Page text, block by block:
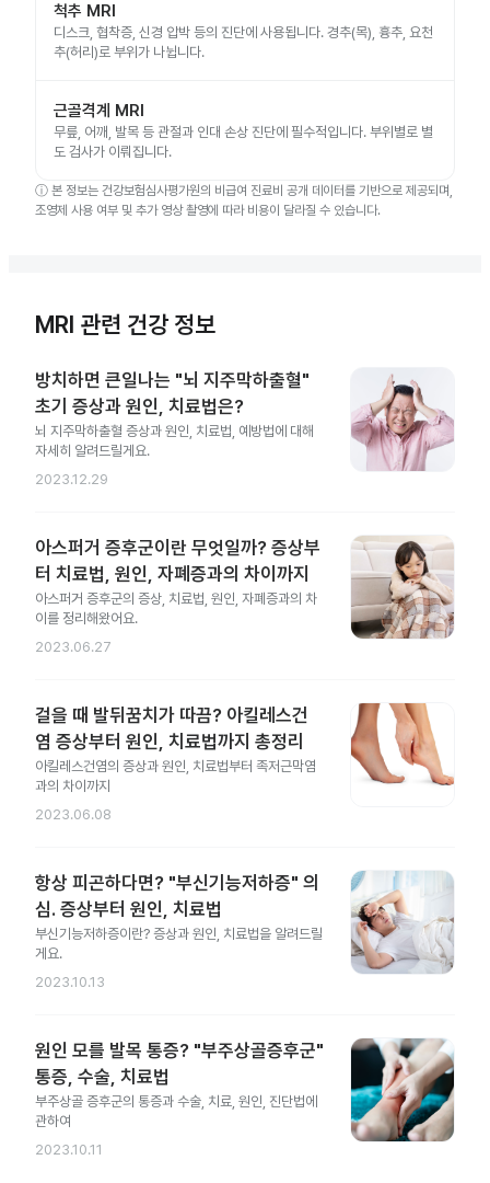
척추 MRI
디스크, 협착증, 신경 압박 등의 진단에 사용됩니다. 경추(목), 흉추, 요천
추(허리)로 부위가 나뉩니다.
근골격계 MRI
무릎, 어깨, 발목 등 관절과 인대 손상 진단에 필수적입니다. 부위별로 별
도 검사가 이뤄집니다.
ⓘ 본 정보는 건강보험심사평가원의 비급여 진료비 공개 데이터를 기반으로 제공되며,
조영제 사용 여부 및 추가 영상 촬영에 따라 비용이 달라질 수 있습니다.
MRI 관련 건강 정보
방치하면 큰일나는 "뇌 지주막하출혈"
초기 증상과 원인, 치료법은?
뇌 지주막하출혈 증상과 원인, 치료법, 예방법에 대해
자세히 알려드릴게요.
2023.12.29
아스퍼거 증후군이란 무엇일까? 증상부
터 치료법, 원인, 자폐증과의 차이까지
아스퍼거 증후군의 증상, 치료법, 원인, 자폐증과의 차
이를 정리해왔어요.
2023.06.27
걸을 때 발뒤꿈치가 따끔? 아킬레스건
염 증상부터 원인, 치료법까지 총정리
아킬레스건염의 증상과 원인, 치료법부터 족저근막염
과의 차이까지
2023.06.08
항상 피곤하다면? "부신기능저하증" 의
심. 증상부터 원인, 치료법
부신기능저하증이란? 증상과 원인, 치료법을 알려드릴
게요.
2023.10.13
원인 모를 발목 통증? "부주상골증후군"
통증, 수술, 치료법
부주상골 증후군의 통증과 수술, 치료, 원인, 진단법에
관하여
2023.10.11